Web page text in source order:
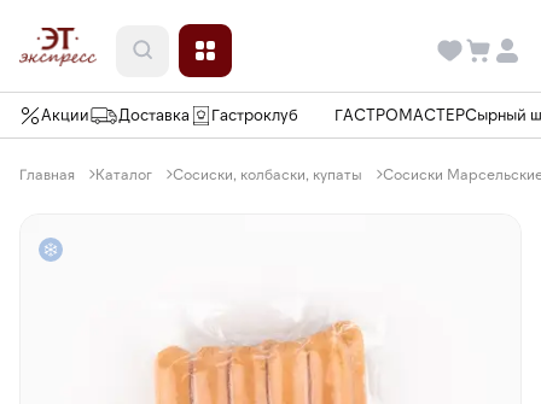
Акции Доставка Гастроклуб ГАСТРОМАСТЕРСырный
Главная Каталог Сосиски, колбаски, купаты Сосиски